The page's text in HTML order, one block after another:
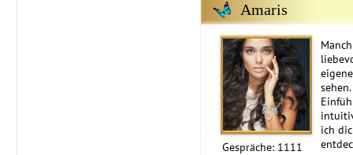
Amaris
ich
Gespräche: 1111